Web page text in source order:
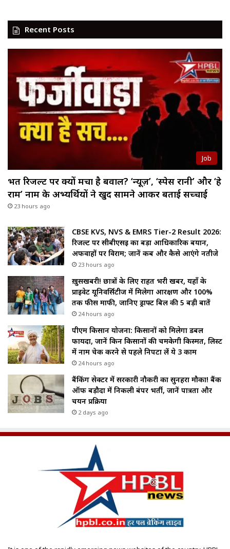
Recent Posts
Job
भर्ती रिजल्ट पर क्यों मचा है बवाल? ‘न्यूज़’, ‘स्पेस रानी’ और ‘हे
राम’ नाम के अभ्यर्थियों ने खुद सामने आकर बताई सच्चाई
23 hours ago
CBSE KVS, NVS & EMRS Tier-2 Result 2026:
रिजल्ट पर सीबीएसई का बड़ा आधिकारिक बयान,
अफवाहों पर विराम; जानें कब और कैसे आएंगे नतीजे
23 hours ago
ख़ुसखबरी! छात्रों के लिए राहत भरी खबर, यहाँ के
प्राइवेट यूनिवर्सिटीज में मिलेगा आरक्षण और 100%
तक फीस माफी, जानिए ड्राफ्ट बिल की 5 बड़ी बातें
24 hours ago
पीएम किसान योजना: किसानों को मिलेगा डबल
फायदा, जानें किन किसानों की चमकेगी किस्मत, लिस्ट
में नाम चेक करने से पहले निपटा लें ये 3 काम
24 hours ago
बैंकिंग सेक्टर में सरकारी नौकरी का सुनहरा मौका! बैंक
ऑफ बड़ौदा में निकली बंपर भर्ती, जानें पात्रता और
चयन प्रक्रिया
2 days ago